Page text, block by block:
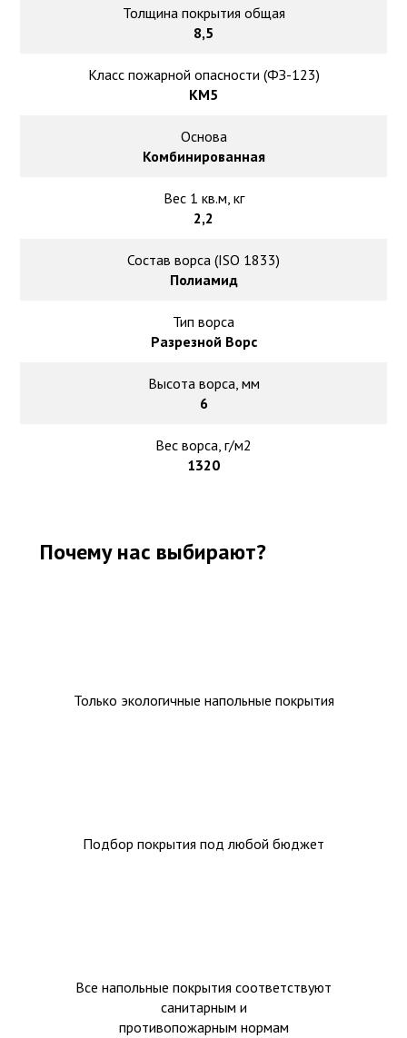
Толщина покрытия общая
8,5
Класс пожарной опасности (ФЗ-123)
КМ5
Основа
Комбинированная
Вес 1 кв.м, кг
2,2
Состав ворса (ISO 1833)
Полиамид
Тип ворса
Разрезной Ворс
Высота ворса, мм
6
Вес ворса, г/м2
1320
Почему нас выбирают?
Только экологичные напольные покрытия
Подбор покрытия под любой бюджет
Все напольные покрытия соответствуют
санитарным и
противопожарным нормам